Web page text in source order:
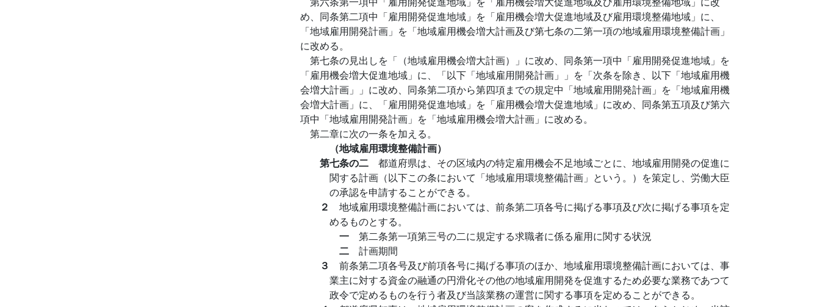
め、同条第二項中「雇用開発促進地域」を「雇用機会増大促進地域及び雇用環境整備地域」に、
「地域雇用開発計画」を「地域雇用機会増大計画及び第七条の二第一項の地域雇用環境整備計画」
に改める。
第七条の見出しを「（地域雇用機会増大計画）」に改め、同条第一項中「雇用開発促進地域」を
「雇用機会増大促進地域」に、「以下「地域雇用開発計画」」を「次条を除き、以下「地域雇用機
会増大計画」」に改め、同条第二項から第四項までの規定中「地域雇用開発計画」を「地域雇用機
会増大計画」に、「雇用開発促進地域」を「雇用機会増大促進地域」に改め、同条第五項及び第六
項中「地域雇用開発計画」を「地域雇用機会増大計画」に改める。
第二章に次の一条を加える。
（地域雇用環境整備計画）
第七条の二 都道府県は、その区域内の特定雇用機会不足地域ごとに、地域雇用開発の促進に
関する計画（以下この条において「地域雇用環境整備計画」という。）を策定し、労働大臣
の承認を申請することができる。
２ 地域雇用環境整備計画においては、前条第二項各号に掲げる事項及び次に掲げる事項を定
めるものとする。
一 第二条第一項第三号の二に規定する求職者に係る雇用に関する状況
二 計画期間
３ 前条第二項各号及び前項各号に掲げる事項のほか、地域雇用環境整備計画においては、事
業主に対する資金の融通の円滑化その他の地域雇用開発を促進するため必要な業務であつて
政令で定めるものを行う者及び当該業務の運営に関する事項を定めることができる。